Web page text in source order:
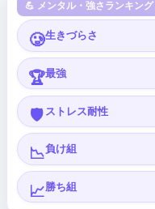
💪 メンタル・強さランキング
🥲生きづらさ
🏆最強
🛡️ ストレス耐性
📉負け組
📈勝ち組